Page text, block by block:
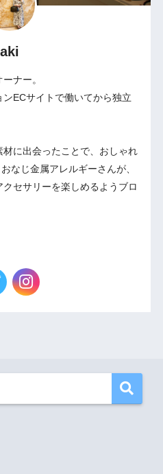
aki
ナー。
ECサイトで働いてから独立
に出会ったことで、おしゃれ
なじ金属アレルギーさんが、
セサリーを楽しめるようブロ